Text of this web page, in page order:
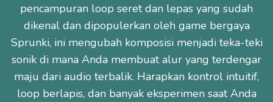
pencampuran loop seret dan lepas yang sudah
dikenal dan dipopulerkan oleh game bergaya
Sprunki, ini mengubah komposisi menjadi teka-teki
sonik di mana Anda membuat alur yang terdengar
maju dari audio terbalik. Harapkan kontrol intuitif,
loop berlapis, dan banyak eksperimen saat Anda